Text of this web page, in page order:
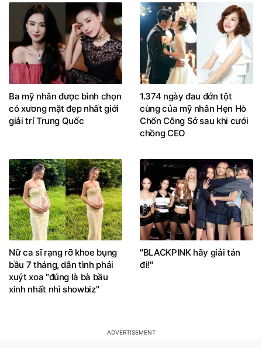
Ba mỹ nhân được bình chọn
có xương mặt đẹp nhất giới
giải trí Trung Quốc
1.374 ngày đau đớn tột
cùng của mỹ nhân Hẹn Hò
Chốn Công Sở sau khi cưới
chồng CEO
Nữ ca sĩ rạng rỡ khoe bụng
bầu 7 tháng, dân tình phải
xuýt xoa "đúng là bà bầu
xinh nhất nhì showbiz"
"BLACKPINK hãy giải tán
đi!"